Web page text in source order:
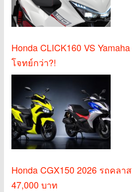
Honda CLICK160 VS
โจทย์กว่า?!
Honda CGX150 2026 รถคลา
47,000 บาท